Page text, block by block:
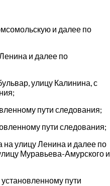
и далее по
и далее по
улицу Калинина, с
пути следования;
пути следования;
улицу Ленина и далее по
Муравьева-Амурского и
пути